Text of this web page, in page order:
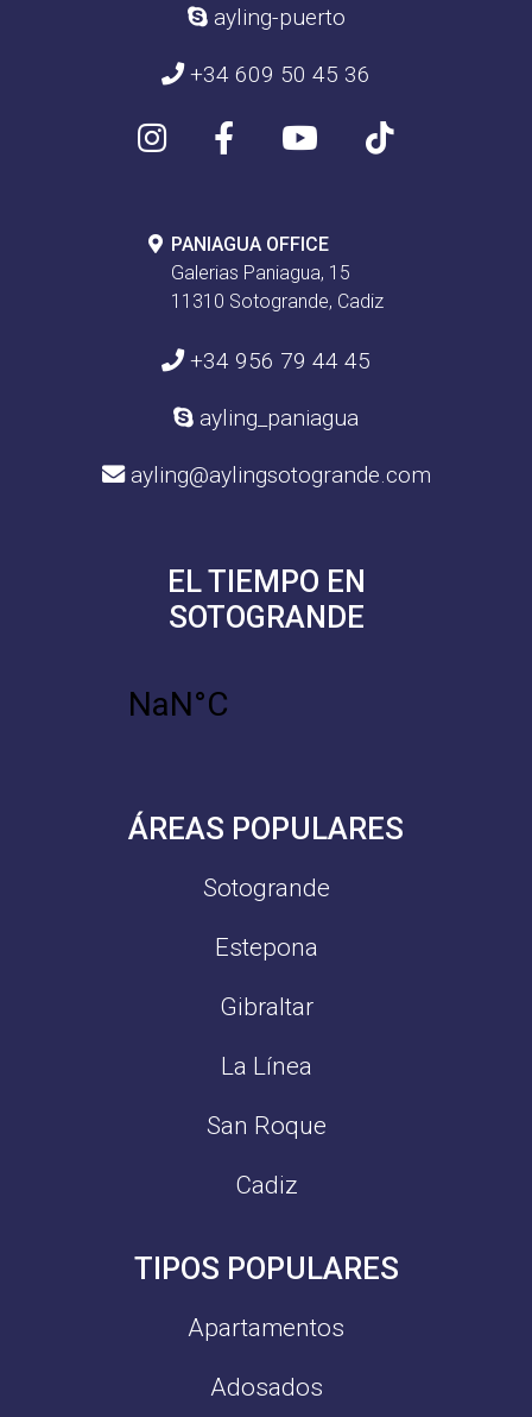
ayling-puerto
+34 609 50 45 36
PANIAGUA OFFICE
Galerias Paniagua, 15
11310 Sotogrande, Cadiz
+34 956 79 44 45
ayling_paniagua
ayling@aylingsotogrande.com
EL TIEMPO EN
SOTOGRANDE
ÁREAS POPULARES
Sotogrande
Estepona
Gibraltar
La Línea
San Roque
Cadiz
TIPOS POPULARES
Apartamentos
Adosados